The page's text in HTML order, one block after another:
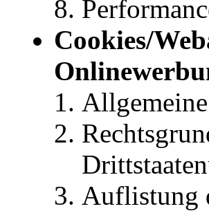
Cookies/
Auflistung